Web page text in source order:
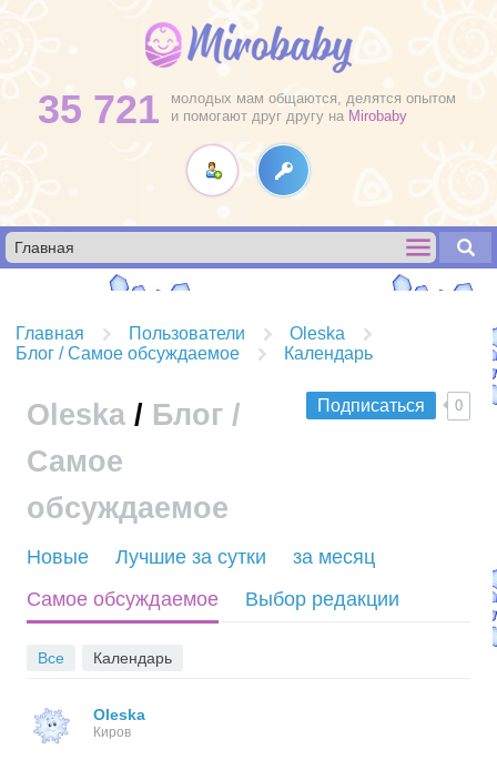
35 721
молодых мам общаются, делятся опытом
и помогают друг другу на Mirobaby
Главная Пользователи
Oleska
Блог / Самое обсуждаемое
Календарь
Подписаться 0
Oleska / Блог /
Самое
обсуждаемое
S
S
Новые Лучшие за сутки
за месяц
Самое обсуждаемое
Выбор редакции
Все Календарь
Oleska
Киров